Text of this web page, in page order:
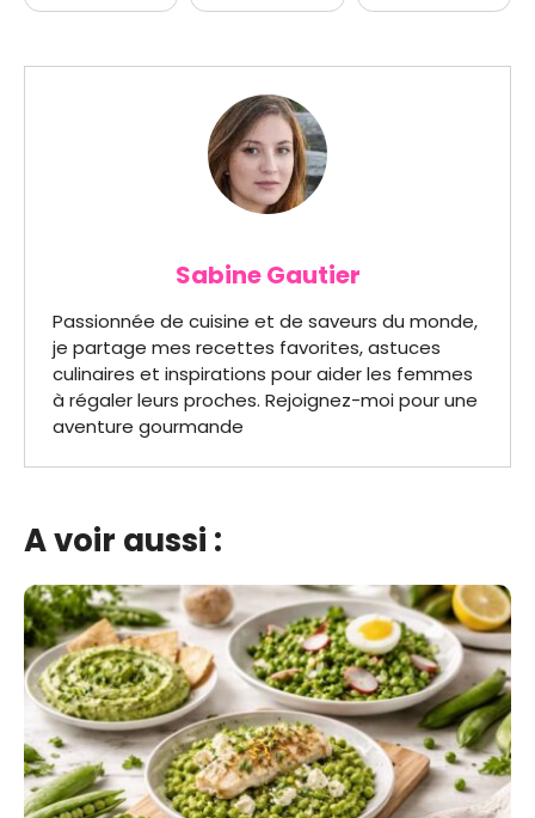
Sabine Gautier
Passionnée de cuisine et de saveurs du monde,
je partage mes recettes favorites, astuces
culinaires et inspirations pour aider les femmes
à régaler leurs proches. Rejoignez-moi pour une
aventure gourmande
A voir aussi :